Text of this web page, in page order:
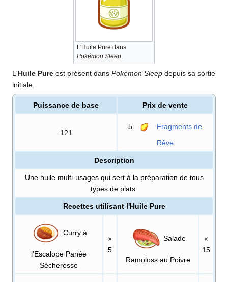
L'Huile Pure dans
Pokémon Sleep.
L'Huile Pure est présent dans Pokémon Sleep depuis sa sortie
initiale.
Puissance de base Prix de vente
121
5 Fragments de
Rêve
Description
Une huile multi-usages qui sert à la préparation de tous
types de plats.
Recettes utilisant l'Huile Pure
Curry à
l'Escalope Panée
Sécheresse
×
5
Salade
Ramoloss au Poivre
×
15